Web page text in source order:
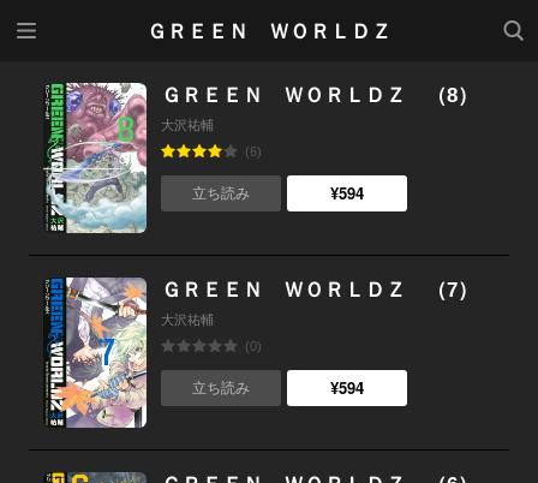
ＧＲＥＥＮ ＷＯＲＬＤＺ
検索
ＧＲＥＥＮ ＷＯＲＬＤＺ （8）
大沢祐輔
(6)
立ち読み ¥594
ＧＲＥＥＮ ＷＯＲＬＤＺ （7）
大沢祐輔
(0)
立ち読み ¥594